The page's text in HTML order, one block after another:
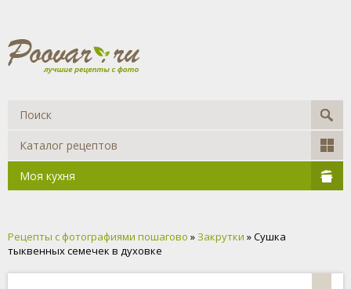
Каталог рецептов
Моя кухня
Рецепты с фотографиями пошагово » Закрутки » Сушка
тыквенных семечек в духовке